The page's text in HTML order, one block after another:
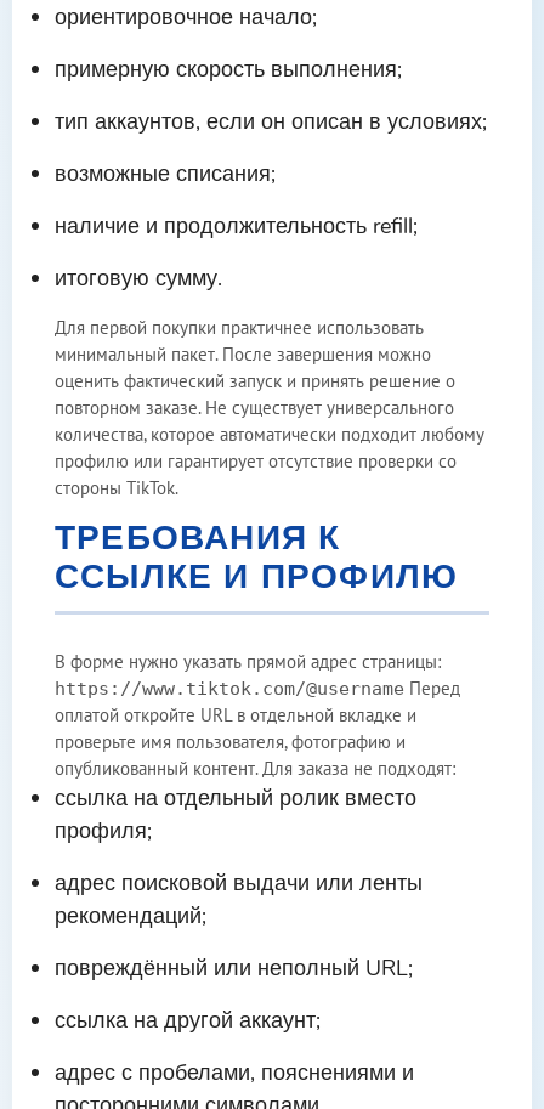
ориентировочное начало;
примерную скорость выполнения;
тип аккаунтов, если он описан в условиях;
возможные списания;
наличие и продолжительность refill;
итоговую сумму.
Для первой покупки практичнее использовать
минимальный пакет. После завершения можно
оценить фактический запуск и принять решение о
повторном заказе. Не существует универсального
количества, которое автоматически подходит любому
профилю или гарантирует отсутствие проверки со
стороны TikTok.
ТРЕБОВАНИЯ К
ССЫЛКЕ И ПРОФИЛЮ
В форме нужно указать прямой адрес страницы:
https://www.tiktok.com/@username Перед
оплатой откройте URL в отдельной вкладке и
проверьте имя пользователя, фотографию и
опубликованный контент. Для заказа не подходят:
ссылка на отдельный ролик вместо
профиля;
адрес поисковой выдачи или ленты
рекомендаций;
повреждённый или неполный URL;
ссылка на другой аккаунт;
адрес с пробелами, пояснениями и